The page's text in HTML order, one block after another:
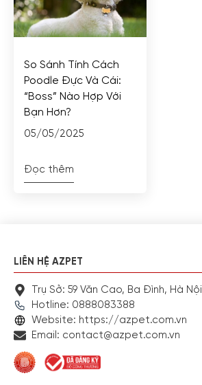
So Sánh Tính Cách
Poodle Đực Và Cái:
“Boss” Nào Hợp Với
Bạn Hơn?
05/05/2025
Đọc thêm
LIÊN HỆ AZPET
Trụ Sở: 59 Văn Cao, Ba Đình, Hà Nội
Hotline: 0888083388
Website: https://azpet.com.vn
Email: contact@azpet.com.vn